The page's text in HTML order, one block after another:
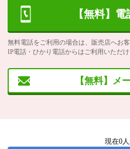
【無料】
無料電話をご利用の場合は、販売店へお
IP電話・ひかり電話からはご利用いただけ
【無料】メ
現在0